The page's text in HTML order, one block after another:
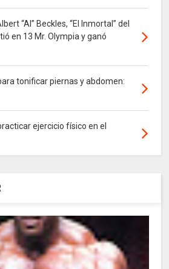
“Al” Beckles, “El Inmortal” del
en 13 Mr. Olympia y ganó
tonificar piernas y abdomen:
ejercicio físico en el